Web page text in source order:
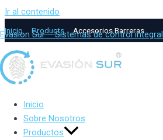
Ir al contenido
Evasion Sur – Sistemas de control integral
Inicio
Sobre Nosotros
Productos
Inicio Products Accesorios Barreras